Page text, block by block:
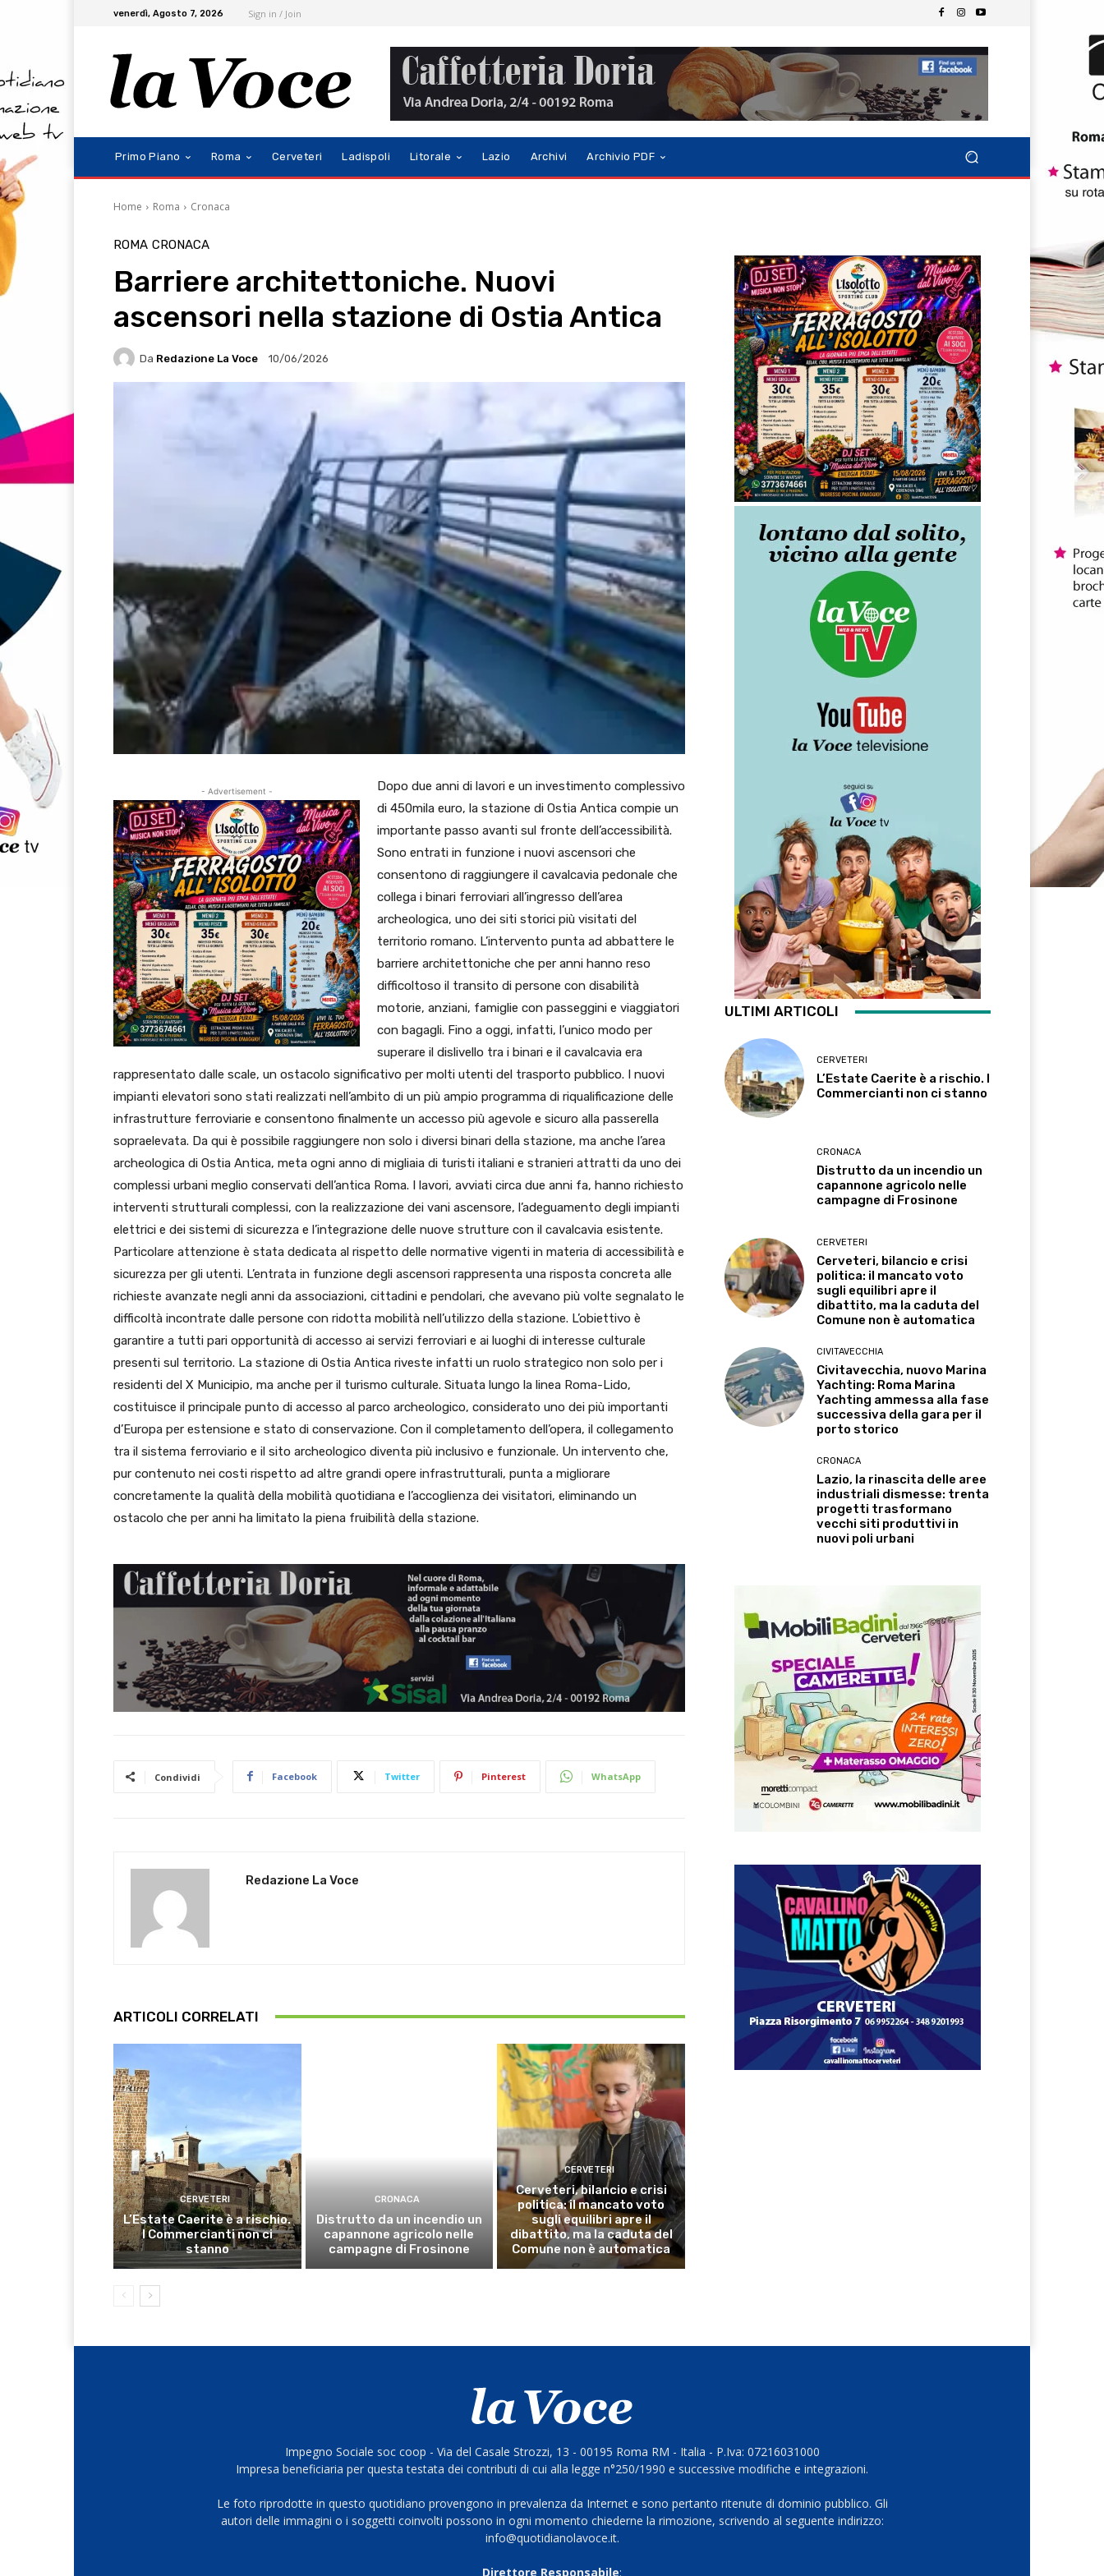
venerdì, Agosto 7, 2026 Sign in / Join
Primo Piano Roma Cerveteri Ladispoli Litorale Lazio Archivi Archivio PDF
Home Roma Cronaca
ROMA CRONACA
Barriere architettoniche. Nuovi
ascensori nella stazione di Ostia Antica
Da Redazione La Voce 10/06/2026
- Advertisement -
Dopo due anni di lavori e un investimento complessivo
di 450mila euro, la stazione di Ostia Antica compie un
importante passo avanti sul fronte dell’accessibilità.
Sono entrati in funzione i nuovi ascensori che
consentono di raggiungere il cavalcavia pedonale che
collega i binari ferroviari all’ingresso dell’area
archeologica, uno dei siti storici più visitati del
territorio romano. L’intervento punta ad abbattere le
barriere architettoniche che per anni hanno reso
difficoltoso il transito di persone con disabilità
motorie, anziani, famiglie con passeggini e viaggiatori
con bagagli. Fino a oggi, infatti, l’unico modo per
superare il dislivello tra i binari e il cavalcavia era
rappresentato dalle scale, un ostacolo significativo per molti utenti del trasporto pubblico. I nuovi
impianti elevatori sono stati realizzati nell’ambito di un più ampio programma di riqualificazione delle
infrastrutture ferroviarie e consentono finalmente un accesso più agevole e sicuro alla passerella
sopraelevata. Da qui è possibile raggiungere non solo i diversi binari della stazione, ma anche l’area
archeologica di Ostia Antica, meta ogni anno di migliaia di turisti italiani e stranieri attratti da uno dei
complessi urbani meglio conservati dell’antica Roma. I lavori, avviati circa due anni fa, hanno richiesto
interventi strutturali complessi, con la realizzazione dei vani ascensore, l’adeguamento degli impianti
elettrici e dei sistemi di sicurezza e l’integrazione delle nuove strutture con il cavalcavia esistente.
Particolare attenzione è stata dedicata al rispetto delle normative vigenti in materia di accessibilità e
sicurezza per gli utenti. L’entrata in funzione degli ascensori rappresenta una risposta concreta alle
richieste avanzate negli anni da associazioni, cittadini e pendolari, che avevano più volte segnalato le
difficoltà incontrate dalle persone con ridotta mobilità nell’utilizzo della stazione. L’obiettivo è
garantire a tutti pari opportunità di accesso ai servizi ferroviari e ai luoghi di interesse culturale
presenti sul territorio. La stazione di Ostia Antica riveste infatti un ruolo strategico non solo per i
residenti del X Municipio, ma anche per il turismo culturale. Situata lungo la linea Roma-Lido,
costituisce il principale punto di accesso al parco archeologico, considerato uno dei più importanti
d’Europa per estensione e stato di conservazione. Con il completamento dell’opera, il collegamento
tra il sistema ferroviario e il sito archeologico diventa più inclusivo e funzionale. Un intervento che,
pur contenuto nei costi rispetto ad altre grandi opere infrastrutturali, punta a migliorare
concretamente la qualità della mobilità quotidiana e l’accoglienza dei visitatori, eliminando un
ostacolo che per anni ha limitato la piena fruibilità della stazione.
Condividi Facebook Twitter Pinterest WhatsApp
Redazione La Voce
ARTICOLI CORRELATI
CERVETERI
L’Estate Caerite è a rischio.
I Commercianti non ci
stanno
CRONACA
Distrutto da un incendio un
capannone agricolo nelle
campagne di Frosinone
CERVETERI
Cerveteri, bilancio e crisi
politica: il mancato voto
sugli equilibri apre il
dibattito, ma la caduta del
Comune non è automatica
ULTIMI ARTICOLI
CERVETERI
L’Estate Caerite è a rischio. I
Commercianti non ci stanno
CRONACA
Distrutto da un incendio un
capannone agricolo nelle
campagne di Frosinone
CERVETERI
Cerveteri, bilancio e crisi
politica: il mancato voto
sugli equilibri apre il
dibattito, ma la caduta del
Comune non è automatica
CIVITAVECCHIA
Civitavecchia, nuovo Marina
Yachting: Roma Marina
Yachting ammessa alla fase
successiva della gara per il
porto storico
CRONACA
Lazio, la rinascita delle aree
industriali dismesse: trenta
progetti trasformano
vecchi siti produttivi in
nuovi poli urbani
Impegno Sociale soc coop - Via del Casale Strozzi, 13 - 00195 Roma RM - Italia - P.Iva: 07216031000
Impresa beneficiaria per questa testata dei contributi di cui alla legge n°250/1990 e successive modifiche e integrazioni.
Le foto riprodotte in questo quotidiano provengono in prevalenza da Internet e sono pertanto ritenute di dominio pubblico. Gli
autori delle immagini o i soggetti coinvolti possono in ogni momento chiederne la rimozione, scrivendo al seguente indirizzo:
info@quotidianolavoce.it.
Direttore Responsabile: